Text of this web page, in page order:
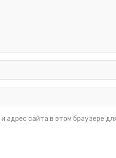
адрес сайта в этом браузере